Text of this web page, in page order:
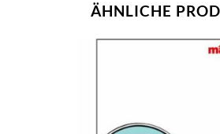
ÄHNLICHE